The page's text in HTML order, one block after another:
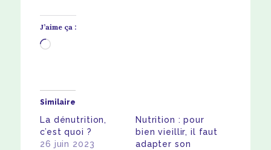
J’aime ça :
Similaire
La dénutrition,
c’est quoi ?
26 juin 2023
Nutrition : pour
bien vieillir, il faut
adapter son